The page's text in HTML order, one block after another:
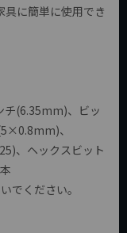
に簡単に使用でき
チ(6.35mm)、ビッ
、
、ヘックスビット
でください。